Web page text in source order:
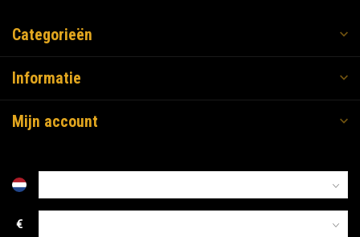
Categorieën
Informatie
Mijn account
€